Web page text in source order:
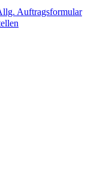
Auftragsformular